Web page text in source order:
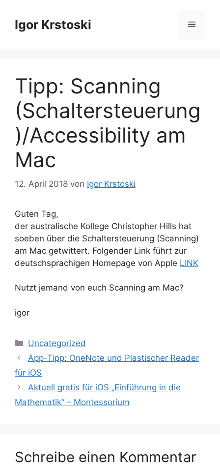
Inhalt
springenIgor Krstoski Menü
Tipp: Scanning
(Schaltersteuerung
)/Accessibility am
Mac
12. April 2018 von Igor Krstoski
Guten Tag,
der australische Kollege Christopher Hills hat
soeben über die Schaltersteuerung (Scanning)
am Mac getwittert. Folgender Link führt zur
deutschsprachigen Homepage von Apple LINK
Nutzt jemand von euch Scanning am Mac?
igor
Kategorien
Uncategorized
App-Tipp: OneNote und Plastischer Reader
für iOS
Aktuell gratis für iOS „Einführung in die
Mathematik“ – Montessorium
Schreibe einen Kommentar